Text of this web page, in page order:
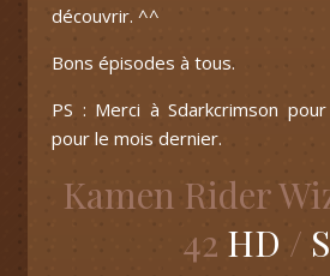
découvrir. ^^
Bons épisodes à tous.
PS : Merci à Sdarkcrimson
pour le mois dernier.
Kamen Rider
42 HD /